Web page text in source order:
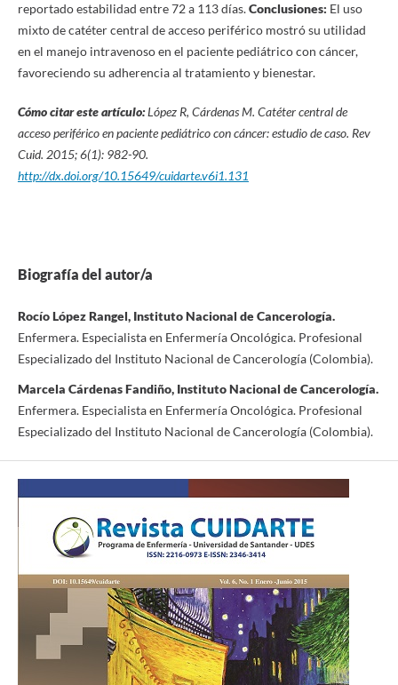
reportado estabilidad entre 72 a 113 días.Conclusiones: El uso
mixto de catéter central de acceso periférico mostró su utilidad
en el manejo intravenoso en el paciente pediátrico con cáncer,
favoreciendo su adherencia al tratamiento y bienestar.
Cómo citar este artículo:López R, Cárdenas M. Catéter central de
acceso periférico en paciente pediátrico con cáncer: estudio de caso. Rev
Cuid. 2015; 6(1): 982-90.
http://dx.doi.org/10.15649/cuidarte.v6i1.131
Biografía del autor/a
Rocío López Rangel, Instituto Nacional de Cancerología.
Enfermera. Especialista en Enfermería Oncológica. Profesional
Especializado del Instituto Nacional de Cancerología (Colombia).
Marcela Cárdenas Fandiño, Instituto Nacional de Cancerología.
Enfermera. Especialista en Enfermería Oncológica. Profesional
Especializado del Instituto Nacional de Cancerología (Colombia).